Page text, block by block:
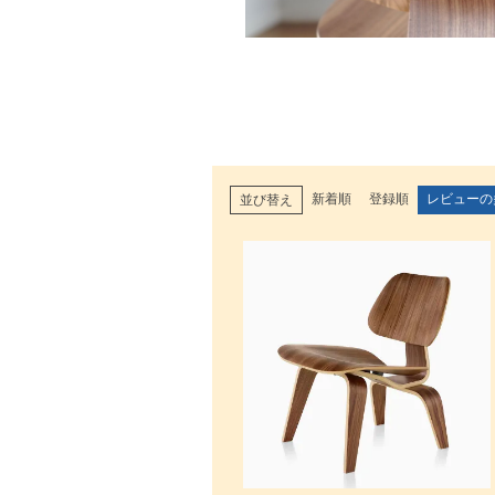
並び替え 新着順 登録順 レビュー